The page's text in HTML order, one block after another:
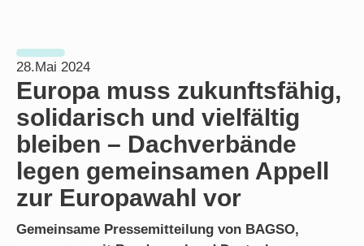
28.Mai 2024
Europa muss zukunftsfähig,
solidarisch und vielfältig
bleiben – Dachverbände
legen gemeinsamen Appell
zur Europawahl vor
Gemeinsame Pressemitteilung von BAGSO,